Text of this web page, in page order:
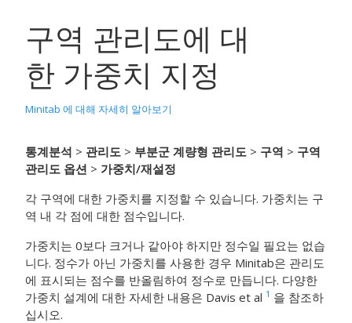
구역 관리도에 대
한 가중치 지정
Minitab 에 대해 자세히 알아보기
통계분석 > 관리도 > 부분군 계량형 관리도 > 구역 > 구역
관리도 옵션 > 가중치/재설정
각 구역에 대한 가중치를 지정할 수 있습니다. 가중치는 구
역 내 각 점에 대한 점수입니다.
가중치는 0보다 크거나 같아야 하지만 정수일 필요는 없습
니다. 정수가 아닌 가중치를 사용한 경우 Minitab은 관리도
에 표시되는 점수를 반올림하여 정수로 만듭니다. 다양한
가중치 설계에 대한 자세한 내용은 Davis et al 1 을 참조하
십시오.